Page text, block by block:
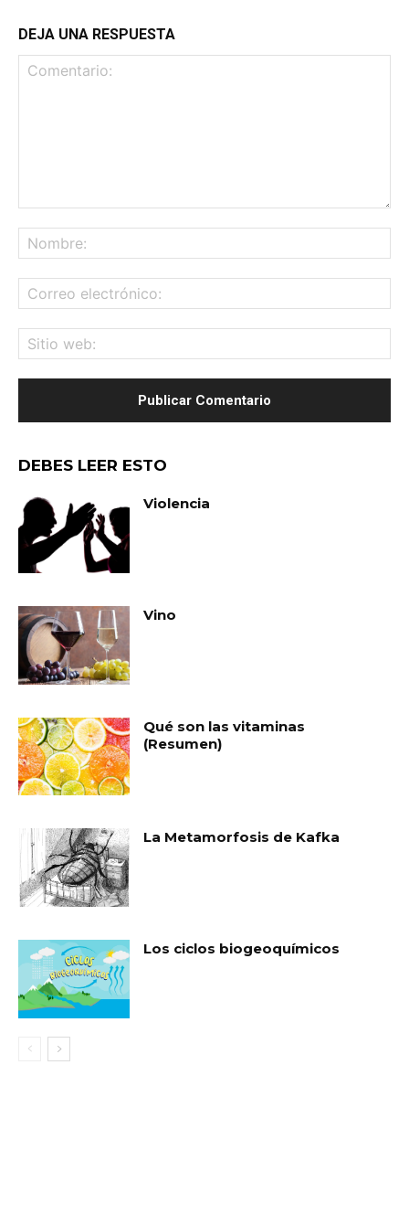
DEJA UNA RESPUESTA
DEBES LEER ESTO
Violencia
Vino
Qué son las vitaminas
(Resumen)
La Metamorfosis de Kafka
Los ciclos biogeoquímicos